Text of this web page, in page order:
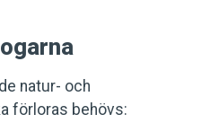
natur- och
förloras behövs: